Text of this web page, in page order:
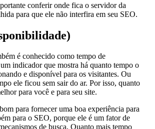
conferir onde fica o servidor da
para que ele não interfira em seu SEO.
é conhecido como tempo de
indicador que mostra há quanto tempo o
e disponível para os visitantes. Ou
ele ficou sem sair do ar. Por isso, quanto
para você e para seu site.
para fornecer uma boa experiência para
para o SEO, porque ele é um fator de
de busca. Quanto mais tempo